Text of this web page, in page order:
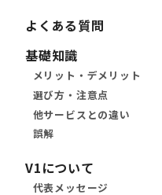
よくある質問
基礎知識
メリット・デメリット
選び方・注意点
他サービスとの違い
誤解
V1について
代表メッセージ